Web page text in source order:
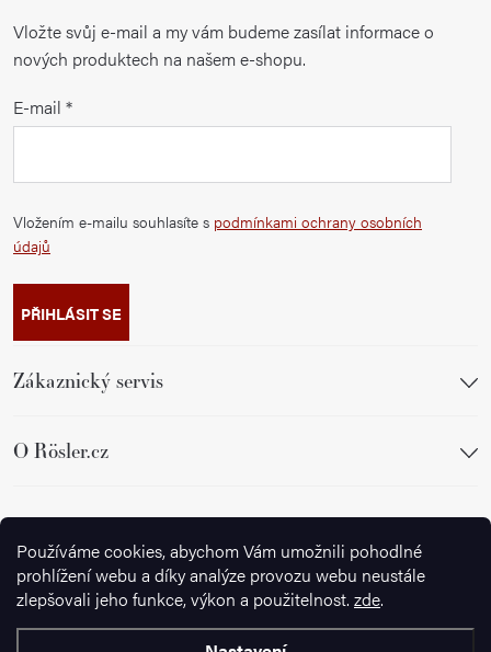
Používáme cookies, abychom Vám umožnili pohodlné
prohlížení webu a díky analýze provozu webu neustále
zlepšovali jeho funkce, výkon a použitelnost. zde.
Vložte svůj e-mail a my vám budeme zasílat informace o
nových produktech na našem e-shopu.
E-mail
Vložením e-mailu souhlasíte s podmínkami ochrany osobních
údajů
PŘIHLÁSIT SE
Zákaznický servis
O Rösler.cz
Sledujte nás